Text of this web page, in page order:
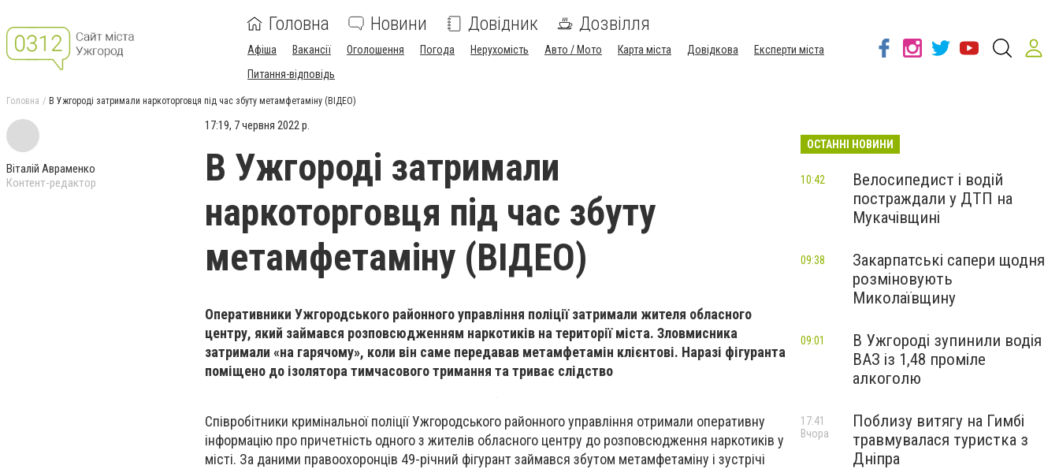
Головна Новини Довідник Дозвілля
Афіша Вакансії Оголошення Погода Нерухомість Авто / Мото Карта міста Довідкова
Експерти міста
Питання-відповідь
Головна В Ужгороді затримали наркоторговця під час збуту метамфетаміну (ВІДЕО)
Віталій Авраменко
Контент-редактор
17:19, 7 червня 2022 р.
В Ужгороді затримали
наркоторговця під час збуту
метамфетаміну (ВІДЕО)
Оперативники Ужгородського районного управління поліції затримали жителя обласного
центру, який займався розповсюдженням наркотиків на території міста. Зловмисника
затримали «на гарячому», коли він саме передавав метамфетамін клієнтові. Наразі фігуранта
поміщено до ізолятора тимчасового тримання та триває слідство
Співробітники кримінальної поліції Ужгородського районного управління отримали оперативну
інформацію про причетність одного з жителів обласного центру до розповсюдження наркотиків у
місті. За даними правоохоронців 49-річний фігурант займався збутом метамфетаміну і зустрічі
ОСТАННІ НОВИНИ
Велосипедист і водій
постраждали у ДТП на
Мукачівщині
10:42
Закарпатські сапери щодня
розміновують
Миколаївщину
09:38
В Ужгороді зупинили водія
ВАЗ із 1,48 проміле
алкоголю
09:01
Поблизу витягу на Гимбі
травмувалася туристка з
Дніпра
17:41
Вчора